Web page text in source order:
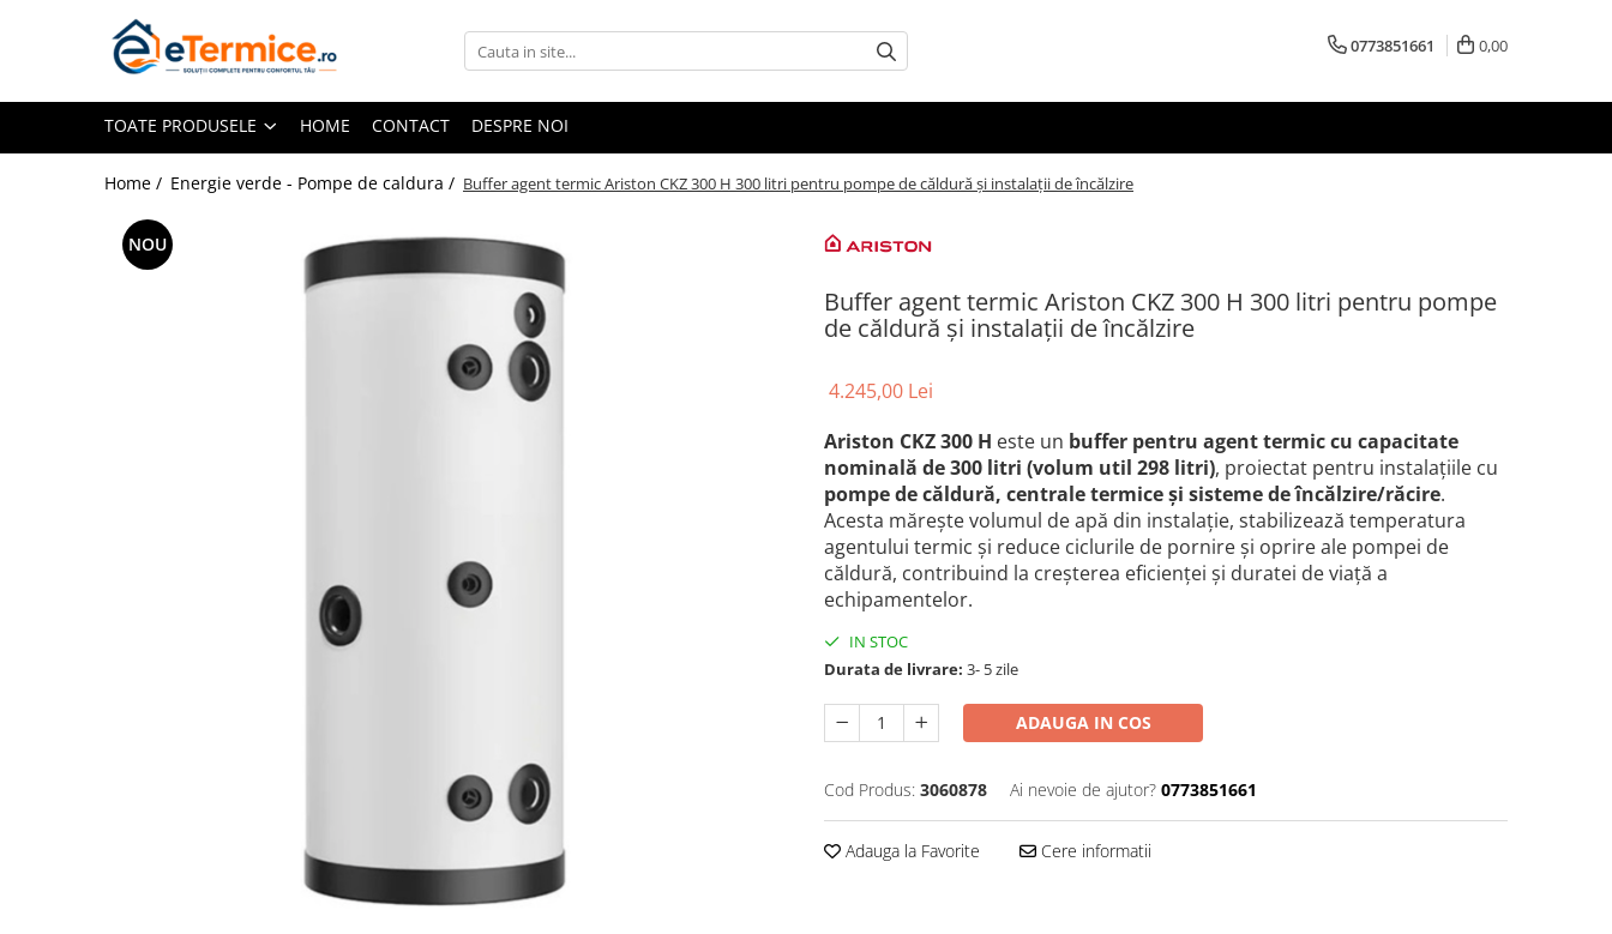
Toate Produsele
Climatizare
Ventiloconvector
Aparate aer conditionat multi-split
Aparate aer conditionat
0773851661 0,00
TOATE PRODUSELE HOME CONTACT DESPRE NOI
Home / Energie verde - Pompe de caldura / Buffer agent termic Ariston CKZ 300 H 300 litri pentru pompe de căldură și instalații de încălzire
Buffer agent termic Ariston CKZ 300 H 300 litri pentru pompe
de căldură și instalații de încălzire
NOU
4.245,00 Lei
Ariston CKZ 300 H este un buffer pentru agent termic cu capacitate
nominală de 300 litri (volum util 298 litri), proiectat pentru instalațiile cu
pompe de căldură, centrale termice și sisteme de încălzire/răcire.
Acesta mărește volumul de apă din instalație, stabilizează temperatura
agentului termic și reduce ciclurile de pornire și oprire ale pompei de
căldură, contribuind la creșterea eficienței și duratei de viață a
echipamentelor.
IN STOC
Durata de livrare: 3- 5 zile
ADAUGA IN COS
Cod Produs: 3060878 Ai nevoie de ajutor? 0773851661
Adauga la Favorite Cere informatii